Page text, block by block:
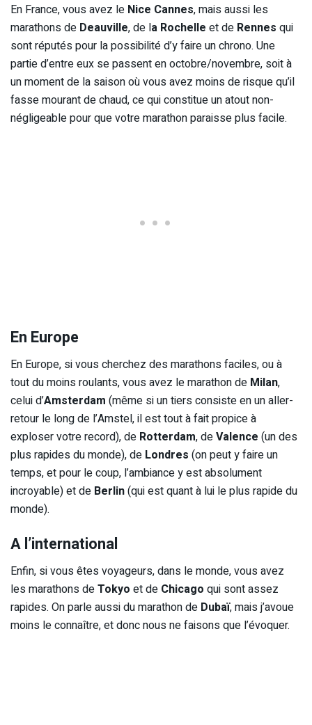
En France, vous avez le Nice Cannes, mais aussi les
marathons de Deauville, de la Rochelle et de Rennes qui
sont réputés pour la possibilité d’y faire un chrono. Une
partie d’entre eux se passent en octobre/novembre, soit à
un moment de la saison où vous avez moins de risque qu’il
fasse mourant de chaud, ce qui constitue un atout non-
négligeable pour que votre marathon paraisse plus facile.
En Europe
En Europe, si vous cherchez des marathons faciles, ou à
tout du moins roulants, vous avez le marathon de Milan,
celui d’Amsterdam (même si un tiers consiste en un aller-
retour le long de l’Amstel, il est tout à fait propice à
exploser votre record), de Rotterdam, deValence (un des
plus rapides du monde), de Londres (on peut y faire un
temps, et pour le coup, l’ambiance y est absolument
incroyable) et de Berlin(qui est quant à lui le plus rapide du
monde).
A l’international
Enfin, si vous êtes voyageurs, dans le monde, vous avez
les marathons deTokyo et de Chicago qui sont assez
rapides. On parle aussi du marathon de Dubaï, mais j’avoue
moins le connaître, et donc nous ne faisons que l’évoquer.